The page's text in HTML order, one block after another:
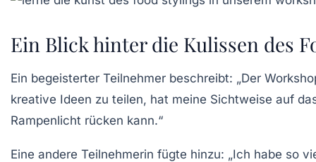
Ein Blick hinter die Kulissen des
Ein begeisterter Teilnehmer beschreibt: „Der
kreative Ideen zu teilen, hat meine Sichtweise auf
Rampenlicht rücken kann.“
Eine andere Teilnehmerin fügte hinzu: „Ich habe so